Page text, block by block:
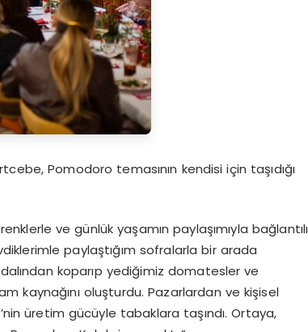
Pomodoro temasının kendisi için taşıdığı
ve günlük yaşamın paylaşımıyla bağlantılı
paylaştığım sofralarla bir arada
koparıp yediğimiz domatesler ve
kaynağını oluşturdu. Pazarlardan ve kişisel
üretim gücüyle tabaklara taşındı. Ortaya,